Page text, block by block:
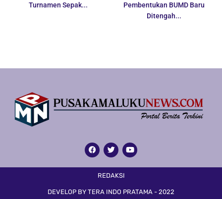
Turnamen Sepak...
Pembentukan BUMD Baru
Ditengah...
REDAKSI
DEVELOP BY TERA INDO PRATAMA - 2022